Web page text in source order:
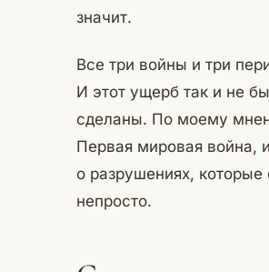
значит.
Все три войны и три
И этот ущерб так и не
сделаны. По моему
Первая мировая война,
о разрушениях, которые
непросто.